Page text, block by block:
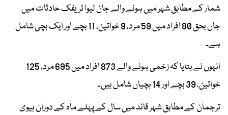
شمار کے مطابق شہر میں ہونے والے جان لیوا ٹریفک حادثات میں
جاں بحق 80 افراد میں 59 مرد، 9 خواتین، 11 بچے اور ایک بچی شامل
ہے۔
انہوں نے بتایا کہ زخمی ہونے والے 873 افراد میں 695 مرد، 125
خواتین، 39 بچے اور 14 بچیاں شامل ہیں۔
ترجمان کے مطابق شہر قائد میں سال کے پہلے ماہ کے دوران ہیوی